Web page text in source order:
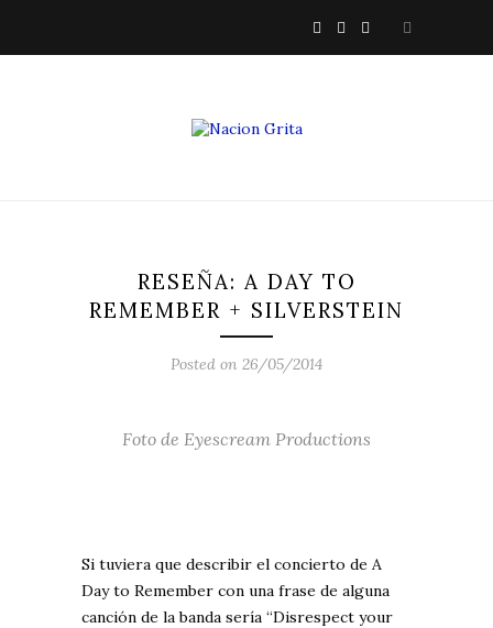
RESEÑA: A DAY TO
REMEMBER + SILVERSTEIN
Posted on 26/05/2014
Foto de Eyescream Productions
Si tuviera que describir el concierto de A
Day to Remember con una frase de alguna
canción de la banda sería “Disrespect your